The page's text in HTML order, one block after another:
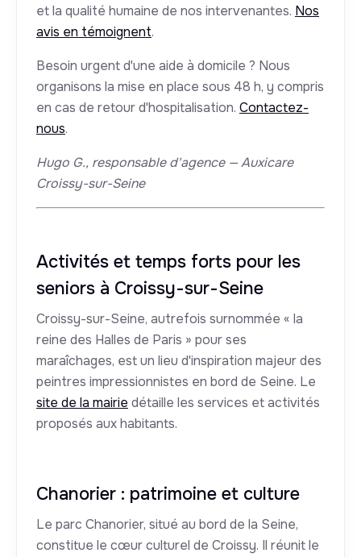
et la qualité humaine de nos intervenantes. Nos
avis en témoignent.
Besoin urgent d'une aide à domicile ? Nous
organisons la mise en place sous 48 h, y compris
en cas de retour d'hospitalisation. Contactez-
nous.
Hugo G., responsable d'agence — Auxicare
Croissy-sur-Seine
Activités et temps forts pour les
seniors à Croissy-sur-Seine
Croissy-sur-Seine, autrefois surnommée « la
reine des Halles de Paris » pour ses
maraîchages, est un lieu d'inspiration majeur des
peintres impressionnistes en bord de Seine. Le
site de la mairie détaille les services et activités
proposés aux habitants.
Chanorier : patrimoine et culture
Le parc Chanorier, situé au bord de la Seine,
constitue le cœur culturel de Croissy. Il réunit le